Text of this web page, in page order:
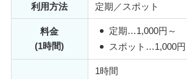
利用方法 定期／スポット
料金
(1時間)
定期…1,000円～
スポット …1,000円
1時間